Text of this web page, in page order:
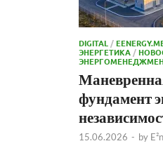
DIGITAL /
ЭНЕРГЕТИКА /
фундамент
15.06.2026 - by